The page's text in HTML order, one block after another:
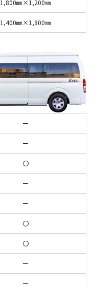
1,800㎜×1,200㎜
1,400㎜×1,800㎜
ー
ー
〇
ー
ー
〇
〇
ー
ー